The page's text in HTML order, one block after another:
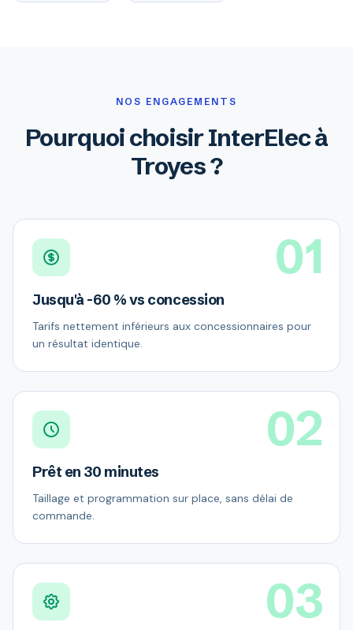
NOS ENGAGEMENTS
Pourquoi choisir InterElec à
Troyes ?
01
Jusqu'à -60 % vs concession
Tarifs nettement inférieurs aux concessionnaires pour
un résultat identique.
02
Prêt en 30 minutes
Taillage et programmation sur place, sans délai de
commande.
03